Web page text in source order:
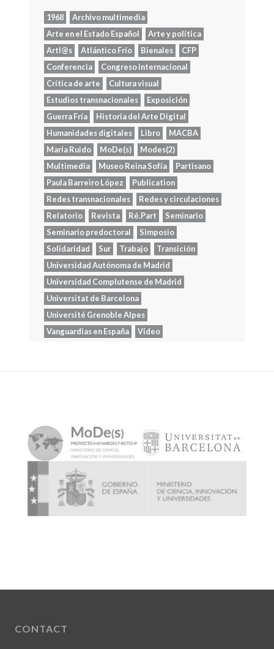
1968
Archivo multimedia
Arte en el Estado Español
Arte y política
Artl@s
Atlántico Frío Bienales
CFP
Conferencia
Congreso internacional
Crítica de arte
Cultura visual
Estudios transnacionales
Exposición
Guerra Fría
Historia del Arte Digital
Humanidades digitales
Libro
MACBA
María Ruido
MoDe(s)
Modes(2)
Multimedia
Museo Reina Sofía
Partisano
Paula Barreiro López
Publication
Redes transnacionales
Redes y circulaciones
Relatorio
Revista Ré.Part
Seminario
Seminario predoctoral
Simposio
Solidaridad
Sur Trabajo
Transición
Universidad Autónoma de Madrid
Universidad Complutense de Madrid
Universitat de Barcelona
Université Grenoble Alpes
Vanguardias en España
Vídeo
CONTACT